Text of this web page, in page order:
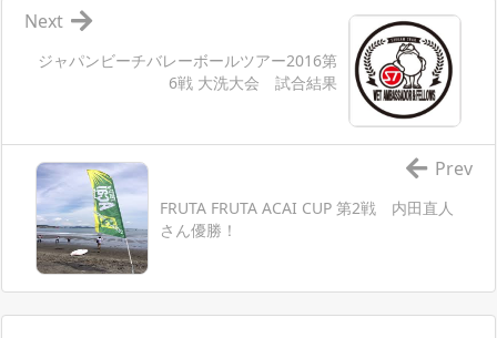
ジャパンビーチバレーボールツアー2016第
6戦 大洗大会 試合結果
Next
FRUTA FRUTA ACAI CUP 第2戦 内田直人
さん優勝！
Prev